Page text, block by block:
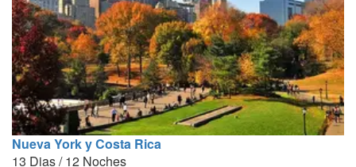
Nueva York y Costa Rica
13 Dias / 12 Noches